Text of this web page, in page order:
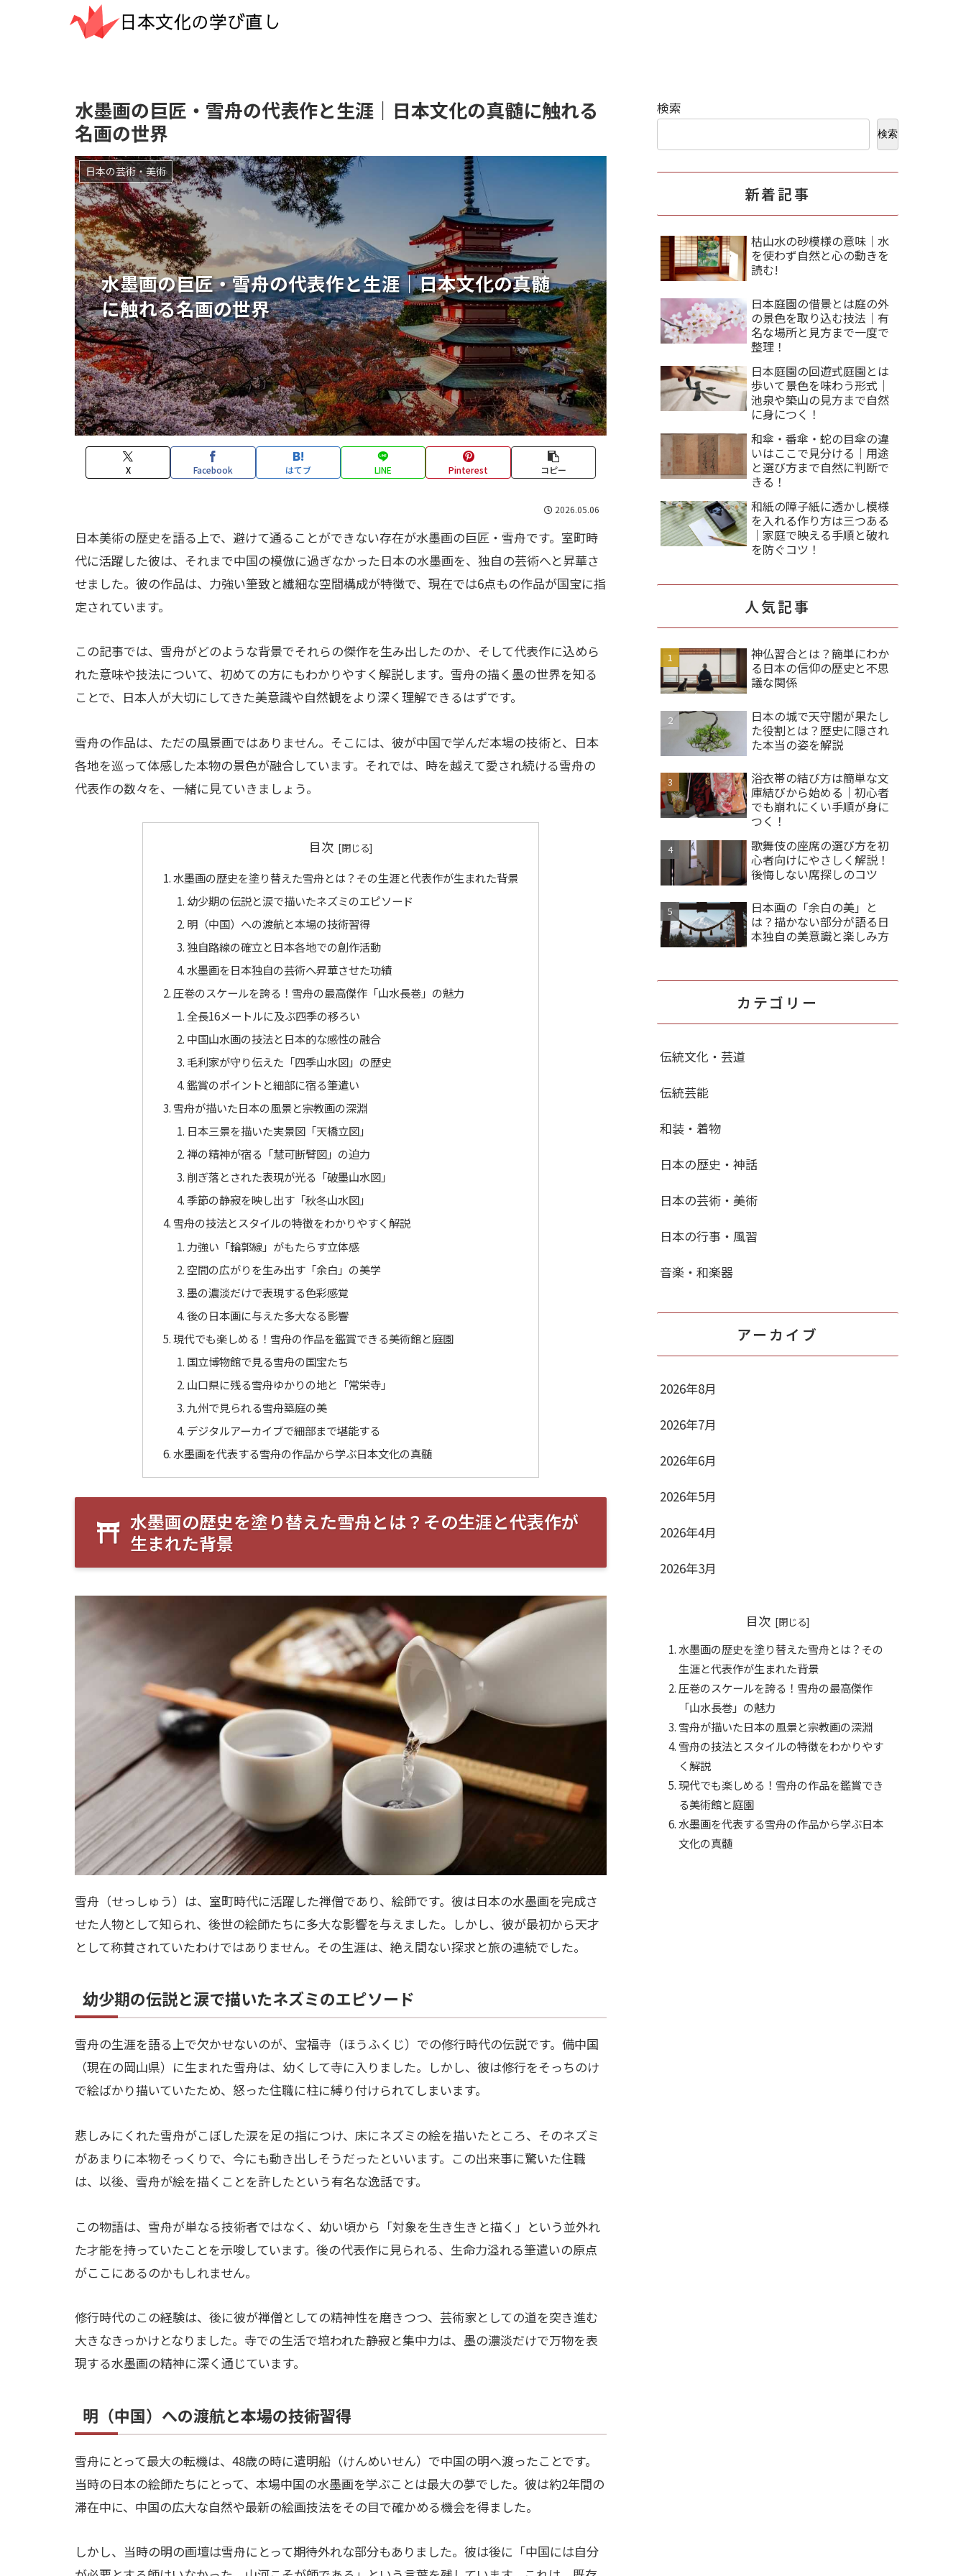
水墨画の巨匠・雪舟の代表作と生涯｜日本文化の真髄に触れる
名画の世界
水墨画の巨匠・雪舟の代表作と生涯｜日本文化の真髄
に触れる名画の世界
日本の芸術・美術
X Facebook はてブ LINE Pinterest コピー
2026.05.06
日本美術の歴史を語る上で、避けて通ることができない存在が水墨画の巨匠・雪舟です。室町時
代に活躍した彼は、それまで中国の模倣に過ぎなかった日本の水墨画を、独自の芸術へと昇華さ
せました。彼の作品は、力強い筆致と繊細な空間構成が特徴で、現在では6点もの作品が国宝に指
定されています。
この記事では、雪舟がどのような背景でそれらの傑作を生み出したのか、そして代表作に込めら
れた意味や技法について、初めての方にもわかりやすく解説します。雪舟の描く墨の世界を知る
ことで、日本人が大切にしてきた美意識や自然観をより深く理解できるはずです。
雪舟の作品は、ただの風景画ではありません。そこには、彼が中国で学んだ本場の技術と、日本
各地を巡って体感した本物の景色が融合しています。それでは、時を越えて愛され続ける雪舟の
代表作の数々を、一緒に見ていきましょう。
目次
水墨画の歴史を塗り替えた雪舟とは？その生涯と代表作が生まれた背景
幼少期の伝説と涙で描いたネズミのエピソード
明（中国）への渡航と本場の技術習得
独自路線の確立と日本各地での創作活動
水墨画を日本独自の芸術へ昇華させた功績
圧巻のスケールを誇る！雪舟の最高傑作「山水長巻」の魅力
全長16メートルに及ぶ四季の移ろい
中国山水画の技法と日本的な感性の融合
毛利家が守り伝えた「四季山水図」の歴史
鑑賞のポイントと細部に宿る筆遣い
雪舟が描いた日本の風景と宗教画の深淵
日本三景を描いた実景図「天橋立図」
禅の精神が宿る「慧可断臂図」の迫力
削ぎ落とされた表現が光る「破墨山水図」
季節の静寂を映し出す「秋冬山水図」
雪舟の技法とスタイルの特徴をわかりやすく解説
力強い「輪郭線」がもたらす立体感
空間の広がりを生み出す「余白」の美学
墨の濃淡だけで表現する色彩感覚
後の日本画に与えた多大なる影響
現代でも楽しめる！雪舟の作品を鑑賞できる美術館と庭園
国立博物館で見る雪舟の国宝たち
山口県に残る雪舟ゆかりの地と「常栄寺」
九州で見られる雪舟築庭の美
デジタルアーカイブで細部まで堪能する
水墨画を代表する雪舟の作品から学ぶ日本文化の真髄
水墨画の歴史を塗り替えた雪舟とは？その生涯と代表作が
生まれた背景
雪舟（せっしゅう）は、室町時代に活躍した禅僧であり、絵師です。彼は日本の水墨画を完成さ
せた人物として知られ、後世の絵師たちに多大な影響を与えました。しかし、彼が最初から天才
として称賛されていたわけではありません。その生涯は、絶え間ない探求と旅の連続でした。
幼少期の伝説と涙で描いたネズミのエピソード
雪舟の生涯を語る上で欠かせないのが、宝福寺（ほうふくじ）での修行時代の伝説です。備中国
（現在の岡山県）に生まれた雪舟は、幼くして寺に入りました。しかし、彼は修行をそっちのけ
で絵ばかり描いていたため、怒った住職に柱に縛り付けられてしまいます。
悲しみにくれた雪舟がこぼした涙を足の指につけ、床にネズミの絵を描いたところ、そのネズミ
があまりに本物そっくりで、今にも動き出しそうだったといいます。この出来事に驚いた住職
は、以後、雪舟が絵を描くことを許したという有名な逸話です。
この物語は、雪舟が単なる技術者ではなく、幼い頃から「対象を生き生きと描く」という並外れ
た才能を持っていたことを示唆しています。後の代表作に見られる、生命力溢れる筆遣いの原点
がここにあるのかもしれません。
修行時代のこの経験は、後に彼が禅僧としての精神性を磨きつつ、芸術家としての道を突き進む
大きなきっかけとなりました。寺での生活で培われた静寂と集中力は、墨の濃淡だけで万物を表
現する水墨画の精神に深く通じています。
明（中国）への渡航と本場の技術習得
雪舟にとって最大の転機は、48歳の時に遣明船（けんめいせん）で中国の明へ渡ったことです。
当時の日本の絵師たちにとって、本場中国の水墨画を学ぶことは最大の夢でした。彼は約2年間の
滞在中に、中国の広大な自然や最新の絵画技法をその目で確かめる機会を得ました。
しかし、当時の明の画壇は雪舟にとって期待外れな部分もありました。彼は後に「中国には自分
検索
検索
新着記事
枯山水の砂模様の意味｜水
を使わず自然と心の動きを
読む!
日本庭園の借景とは庭の外
の景色を取り込む技法｜有
名な場所と見方まで一度で
整理！
日本庭園の回遊式庭園とは
歩いて景色を味わう形式｜
池泉や築山の見方まで自然
に身につく！
和傘・番傘・蛇の目傘の違
いはここで見分ける｜用途
と選び方まで自然に判断で
きる！
和紙の障子紙に透かし模様
を入れる作り方は三つある
｜家庭で映える手順と破れ
を防ぐコツ！
人気記事
神仏習合とは？簡単にわか
る日本の信仰の歴史と不思
議な関係
日本の城で天守閣が果たし
た役割とは？歴史に隠され
た本当の姿を解説
浴衣帯の結び方は簡単な文
庫結びから始める｜初心者
でも崩れにくい手順が身に
つく！
歌舞伎の座席の選び方を初
心者向けにやさしく解説！
後悔しない席探しのコツ
日本画の「余白の美」と
は？描かない部分が語る日
本独自の美意識と楽しみ方
カテゴリー
伝統文化・芸道
伝統芸能
和装・着物
日本の歴史・神話
日本の芸術・美術
日本の行事・風習
音楽・和楽器
アーカイブ
2026年8月
2026年7月
2026年6月
2026年5月
2026年4月
2026年3月
目次
水墨画の歴史を塗り替えた雪舟とは？その
生涯と代表作が生まれた背景
圧巻のスケールを誇る！雪舟の最高傑作
「山水長巻」の魅力
雪舟が描いた日本の風景と宗教画の深淵
雪舟の技法とスタイルの特徴をわかりやす
く解説
現代でも楽しめる！雪舟の作品を鑑賞でき
る美術館と庭園
水墨画を代表する雪舟の作品から学ぶ日本
文化の真髄